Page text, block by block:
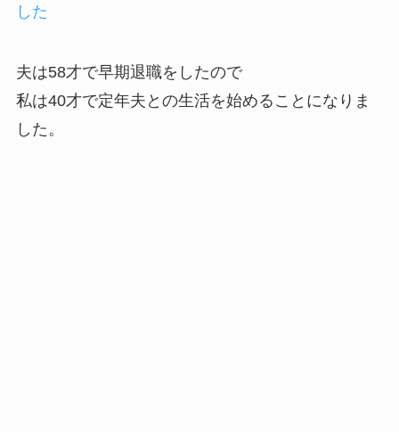
した
夫は58才で早期退職をしたので
私は40才で定年夫との生活を始めることになりま
した。